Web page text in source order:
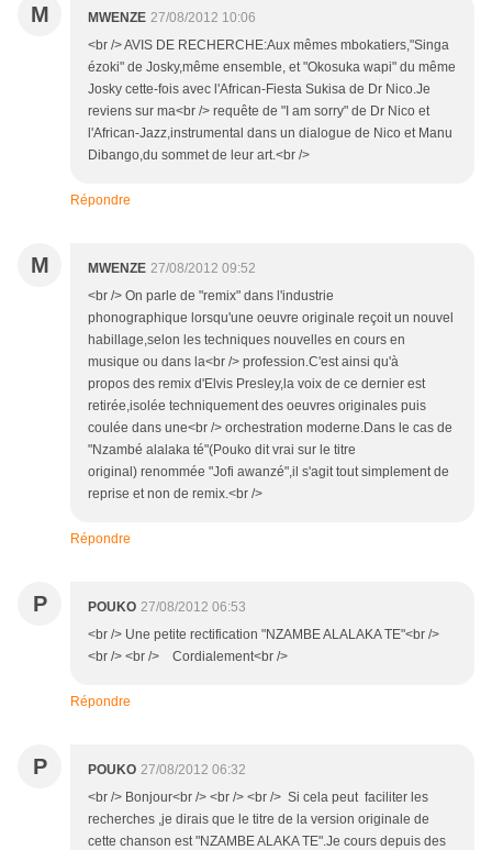
M MWENZE 27/08/2012 10:06
<br /> AVIS DE RECHERCHE:Aux mêmes mbokatiers,"Singa
ézoki" de Josky,même ensemble, et "Okosuka wapi" du même
Josky cette-fois avec l'African-Fiesta Sukisa de Dr Nico.Je
reviens sur ma<br /> requête de "I am sorry" de Dr Nico et
l'African-Jazz,instrumental dans un dialogue de Nico et Manu
Dibango,du sommet de leur art.<br />
Répondre
M MWENZE 27/08/2012 09:52
<br /> On parle de "remix" dans l'industrie
phonographique lorsqu'une oeuvre originale reçoit un nouvel
habillage,selon les techniques nouvelles en cours en
musique ou dans la<br /> profession.C'est ainsi qu'à
propos des remix d'Elvis Presley,la voix de ce dernier est
retirée,isolée techniquement des oeuvres originales puis
coulée dans une<br /> orchestration moderne.Dans le cas de
"Nzambé alalaka té"(Pouko dit vrai sur le titre
original) renommée "Jofi awanzé",il s'agit tout simplement de
reprise et non de remix.<br />
Répondre
P POUKO 27/08/2012 06:53
<br /> Une petite rectification "NZAMBE ALALAKA TE"<br />
<br /> <br /> Cordialement<br />
Répondre
P POUKO 27/08/2012 06:32
<br /> Bonjour<br /> <br /> <br /> Si cela peut faciliter les
recherches ,je dirais que le titre de la version originale de
cette chanson est "NZAMBE ALAKA TE".Je cours depuis des